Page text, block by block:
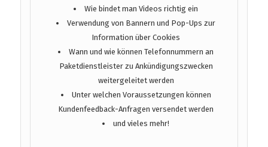
Wie bindet man Videos richtig ein
Verwendung von Bannern und Pop-Ups zur
Information über Cookies
Wann und wie können Telefonnummern an
Paketdienstleister zu Ankündigungszwecken
weitergeleitet werden
Unter welchen Voraussetzungen können
Kundenfeedback-Anfragen versendet werden
und vieles mehr!